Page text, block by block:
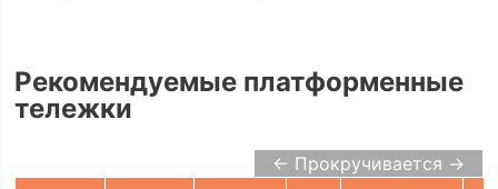
Рекомендуемые платформенные
тележки
← Прокручивается →